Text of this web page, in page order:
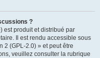
?
est produit et distribué par
Il est rendu accessible sous
2 (GPL-2.0) » et peut être
veuillez consulter la rubrique